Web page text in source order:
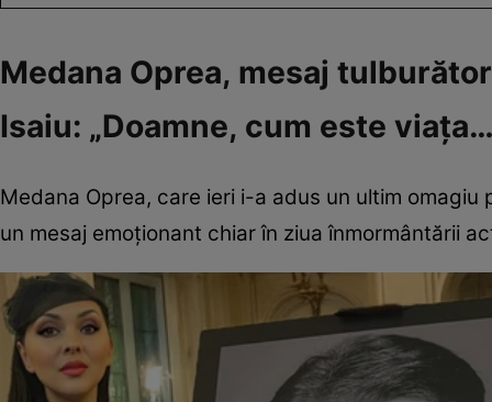
Medana Oprea, mesaj
Isaiu: „Doamne, cum este
Medana Oprea, care ieri i-a adus un ultim
un mesaj emoționant chiar în ziua înmormântării